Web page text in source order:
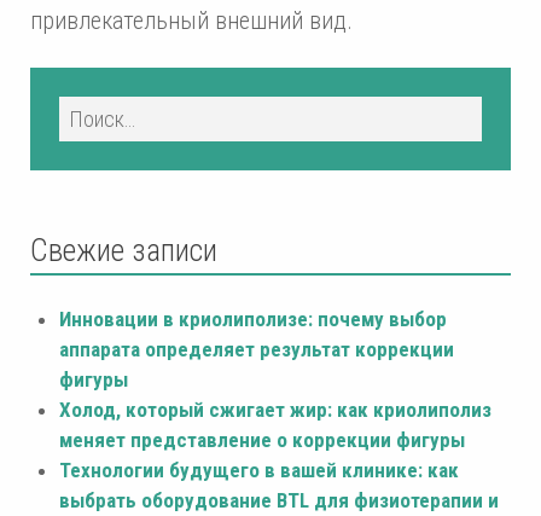
привлекательный внешний вид.
Свежие записи
Инновации в криолиполизе: почему выбор
аппарата определяет результат коррекции
фигуры
Холод, который сжигает жир: как криолиполиз
меняет представление о коррекции фигуры
Технологии будущего в вашей клинике: как
выбрать оборудование BTL для физиотерапии и